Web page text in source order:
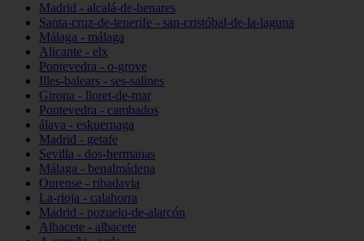
Madrid - alcalá-de-henares
Santa-cruz-de-tenerife - san-cristóbal-de-la-laguna
Málaga - málaga
Alicante - elx
Pontevedra - o-grove
Illes-balears - ses-salines
Girona - lloret-de-mar
Pontevedra - cambados
álava - eskuernaga
Madrid - getafe
Sevilla - dos-hermanas
Málaga - benalmádena
Ourense - ribadavia
La-rioja - calahorra
Madrid - pozuelo-de-alarcón
Albacete - albacete